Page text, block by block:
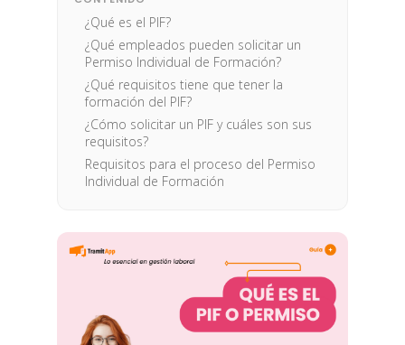
¿Qué es el PIF?
¿Qué empleados pueden solicitar un
Permiso Individual de Formación?
¿Qué requisitos tiene que tener la
formación del PIF?
¿Cómo solicitar un PIF y cuáles son sus
requisitos?
Requisitos para el proceso del Permiso
Individual de Formación